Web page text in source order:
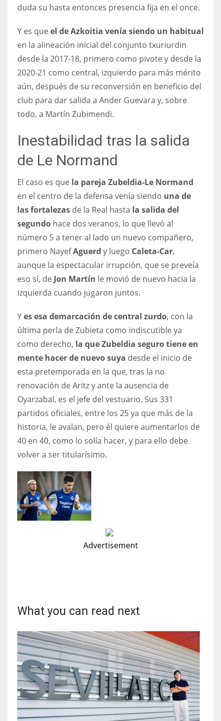
24
MIA
17
DAL
22
WSH
26
duda su hasta entonces presencia fija en el once.
Y es queel de Azkoitia venía siendo un habitual
en la alineación inicial del conjunto txuriurdin
desde la 2017-18, primero como pivote y desde la
2020-21 como central, izquierdo para más mérito
aún, después de su reconversión en beneficio del
club para dar salida a Ander Guevara y, sobre
todo, a Martín Zubimendi.
Inestabilidad tras la salida
de Le Normand
El caso es que la pareja Zubeldia-Le Normand
en el centro de la defensa venía siendo una de
las fortalezas de la Real hasta la salida del
segundo hace dos veranos, lo que llevó al
número 5 a tener al lado un nuevo compañero,
primero NayefAguerd y luego Caleta-Car,
aunque la espectacular irrupción, que se preveía
eso sí, de Jon Martín le movió de nuevo hacia la
izquierda cuando jugaron juntos.
Yes esa demarcación de central zurdo, con la
última perla de Zubieta como indiscutible ya
como derecho, la que Zubeldia seguro tiene en
mente hacer de nuevo suya desde el inicio de
esta pretemporada en la que, tras la no
renovación de Aritz y ante la ausencia de
Oyarzabal, es el jefe del vestuario. Sus 331
partidos oficiales, entre los 25 ya que más de la
historia, le avalan, pero él quiere aumentarlos de
40 en 40, como lo solía hacer, y para ello debe
volver a ser titularísimo.
Advertisement
What you can read next